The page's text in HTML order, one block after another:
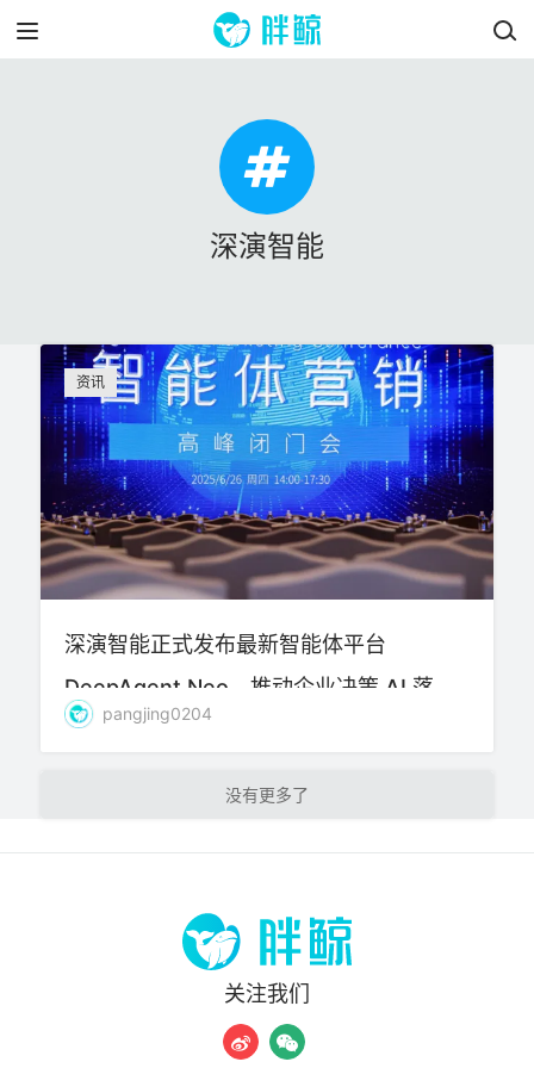
深演智能
资讯
深演智能正式发布最新智能体平台
DeepAgent Neo，推动企业决策 AI 落地
实践
pangjing0204
加载更多
关注我们